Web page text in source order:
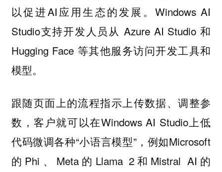
以促进AI应用生态的发展。Windows AI
Studio支持开发人员从 Azure AI Studio 和
Hugging Face 等其他服务访问开发工具和
模型。
跟随页面上的流程指示上传数据、调整参
数，客户就可以在Windows AI Studio上低
代码微调各种“小语言模型”，例如Microsoft
的Phi、Meta的Llama 2和Mistral AI的